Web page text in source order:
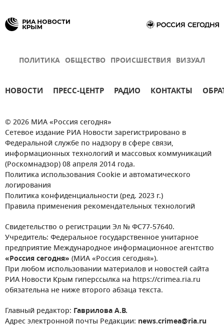
ПОЛИТИКА ОБЩЕСТВО ПРОИСШЕСТВИЯ ВИЗУАЛ
НОВОСТИ ПРЕСС-ЦЕНТР РАДИО КОНТАКТЫ
© 2026 МИА «Россия сегодня»
Сетевое издание РИА Новости зарегистрировано в
Федеральной службе по надзору в сфере связи,
информационных технологий и массовых коммуникаций
(Роскомнадзор) 08 апреля 2014 года.
Политика использования Cookie и автоматического
логирования
Политика конфиденциальности (ред. 2023 г.)
Правила применения рекомендательных технологий
Свидетельство о регистрации Эл № ФС77-57640.
Учредитель: Федеральное государственное унитарное
предприятие Международное информационное агентство
«Россия сегодня» (МИА «Россия сегодня»).
При любом использовании материалов и новостей сайта
РИА Новости Крым гиперссылка на https://crimea.ria.ru
обязательна не ниже второго абзаца текста.
Главный редактор: Гаврилова А.В.
Адрес электронной почты Редакции: news.crimea@ria.ru